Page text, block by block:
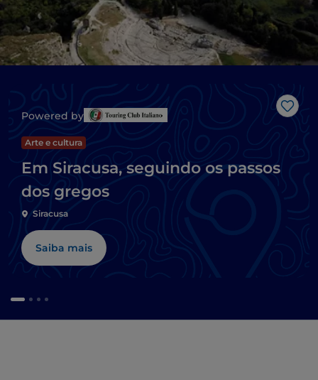
Powered by
Arte e cultura
Em Siracusa, seguindo os passos
dos gregos
Siracusa
Saiba mais